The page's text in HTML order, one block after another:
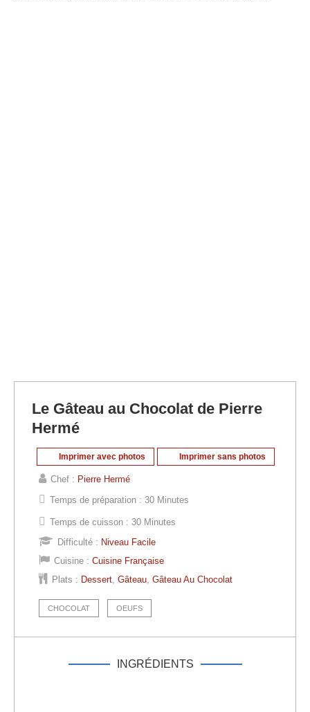
Le Gâteau au Chocolat de Pierre
Hermé
Imprimer avec photos Imprimer sans photos
Chef : Pierre Hermé
Temps de préparation : 30 Minutes
Temps de cuisson : 30 Minutes
Difficulté : Niveau Facile
Cuisine : Cuisine Française
Plats : Dessert Gâteau Gâteau Au Chocolat
CHOCOLAT OEUFS
INGRÉDIENTS